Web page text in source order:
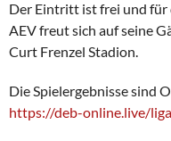
Der Eintritt ist frei und für
AEV freut sich auf seine
Curt Frenzel Stadion.
Die Spielergebnisse sind
https://deb-online.live/